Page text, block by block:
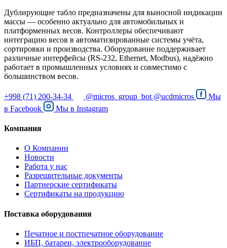
Дублирующие табло предназначены для выносной индикации
массы — особенно актуально для автомобильных и
платформенных весов. Контроллеры обеспечивают
интеграцию весов в автоматизированные системы учёта,
сортировки и производства. Оборудование поддерживает
различные интерфейсы (RS-232, Ethernet, Modbus), надёжно
работает в промышленных условиях и совместимо с
большинством весов.
+998 (71) 200-34-34 @micros_group_bot @ucdmicros
Мы
в Facebook Мы в Instagram
Компания
О Компании
Новости
Работа у нас
Разрешительные документы
Партнерские сертификаты
Сертификаты на продукцию
Поставка оборудования
Печатное и постпечатное оборудование
ИБП, батареи, электрооборудование